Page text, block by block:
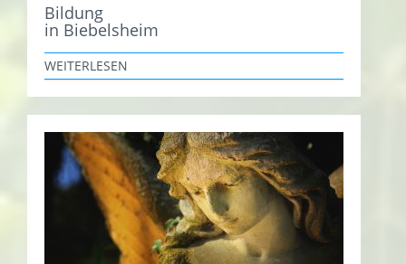
Bildung
in Biebelsheim
WEITERLESEN